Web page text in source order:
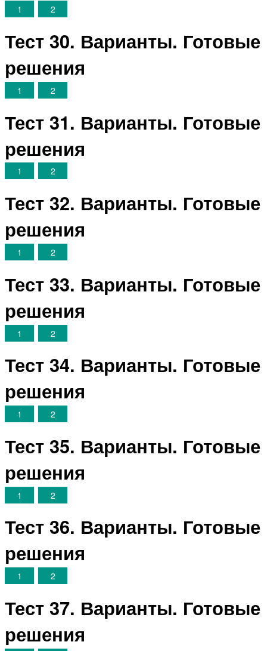
1 2
Тест 30. Варианты. Готовые
решения
1 2
Тест 31. Варианты. Готовые
решения
1 2
Тест 32. Варианты. Готовые
решения
1 2
Тест 33. Варианты. Готовые
решения
1 2
Тест 34. Варианты. Готовые
решения
1 2
Тест 35. Варианты. Готовые
решения
1 2
Тест 36. Варианты. Готовые
решения
1 2
Тест 37. Варианты. Готовые
решения